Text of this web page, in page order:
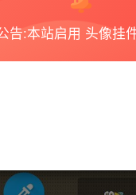
告:本站启用 头像挂